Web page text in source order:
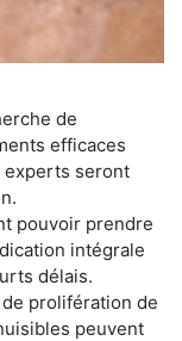
de
efficaces
experts seront
pouvoir prendre
intégrale
délais.
prolifération de
peuvent